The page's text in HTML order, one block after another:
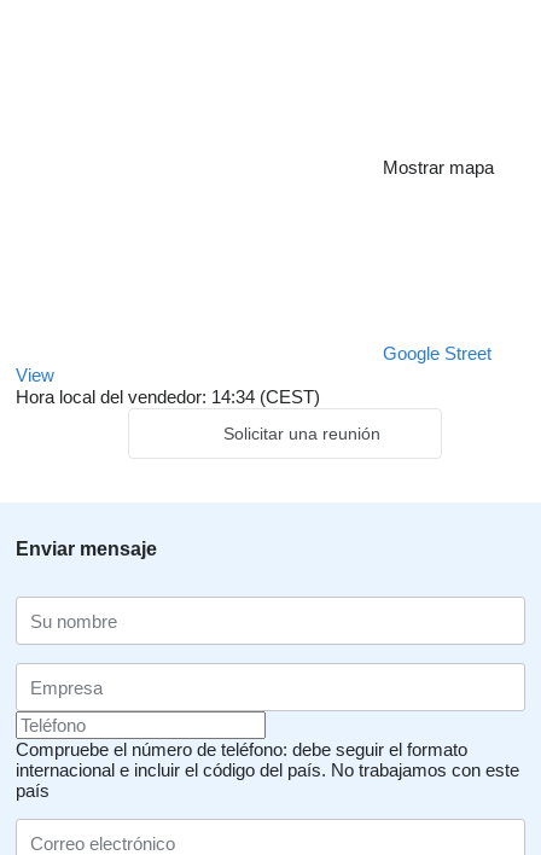
Mostrar mapa
Google Street
View
Hora local del vendedor: 14:34 (CEST)
Solicitar una reunión
Enviar mensaje
Compruebe el número de teléfono: debe seguir el formato
internacional e incluir el código del país. No trabajamos con este
país